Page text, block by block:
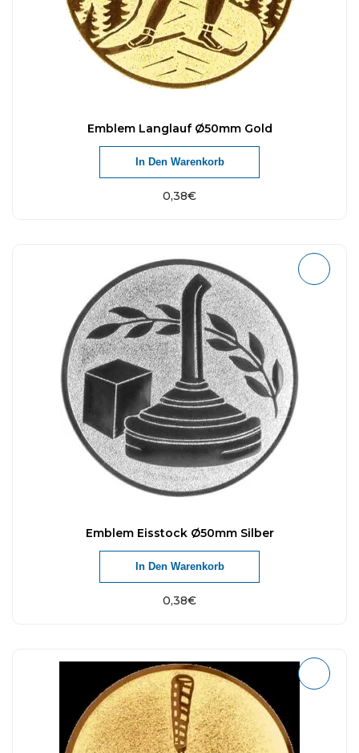
Emblem Langlauf Ø50mm Gold
0,38€
In Den Warenkorb
Emblem Eisstock Ø50mm Silber
0,38€
In Den Warenkorb